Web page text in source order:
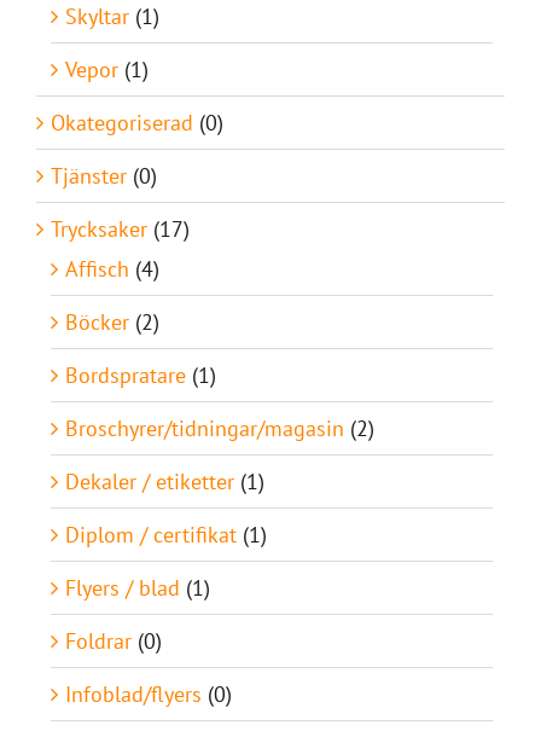
Skyltar (1)
Vepor (1)
Okategoriserad (0)
Tjänster (0)
Trycksaker (17)
Affisch (4)
Böcker (2)
Bordspratare (1)
Broschyrer/tidningar/magasin (2)
Dekaler / etiketter (1)
Diplom / certifikat (1)
Flyers / blad (1)
Foldrar (0)
Infoblad/flyers (0)